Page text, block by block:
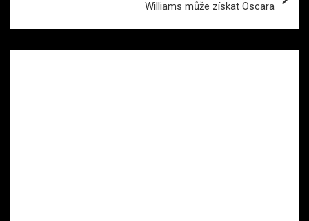
Williams může získat Oscara